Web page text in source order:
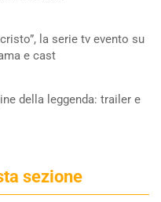
la serie tv evento su
e cast
della leggenda: trailer e
sezione